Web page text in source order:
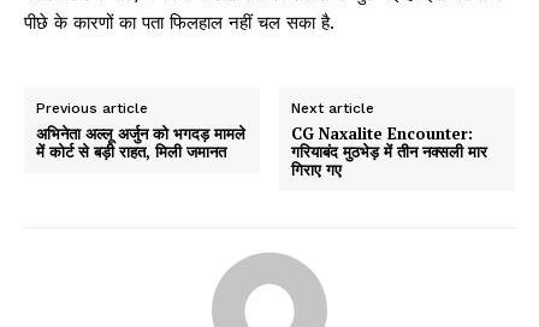
पीछे के कारणों का पता फिलहाल नहीं चल सका है.
Previous article
अभिनेता अल्लू अर्जुन को भगदड़ मामले
में कोर्ट से बड़ी राहत, मिली जमानत
Next article
CG Naxalite Encounter:
गरियाबंद मुठभेड़ में तीन नक्सली मार
गिराए गए